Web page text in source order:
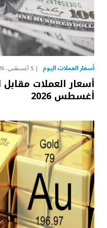
أسعار العملات اليوم 5 أغسطس، 2026
أغسطس 2026